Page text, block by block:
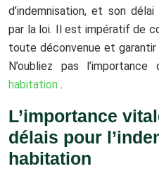
d’indemnisation, et son
par la loi. Il est impératif de
toute déconvenue et garantir
N’oubliez pas l’importance
habitation .
L’importance
délais pour
habitation